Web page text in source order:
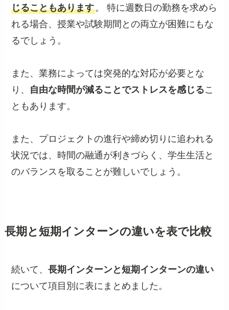
じることもあります。 特に週数日の勤務を求めら
れる場合、授業や試験期間との両立が困難にもな
るでしょう。
また、業務によっては突発的な対応が必要とな
り、 自由な時間が減ることでストレスを感じるこ
ともあります。
また、プロジェクトの進行や締め切りに追われる
状況では、時間の融通が利きづらく、学生生活と
のバランスを取ることが難しいでしょう。
長期と短期インターンの違いを表で比較
続いて、長期インターンと短期インターンの違い
について項目別に表にまとめました。